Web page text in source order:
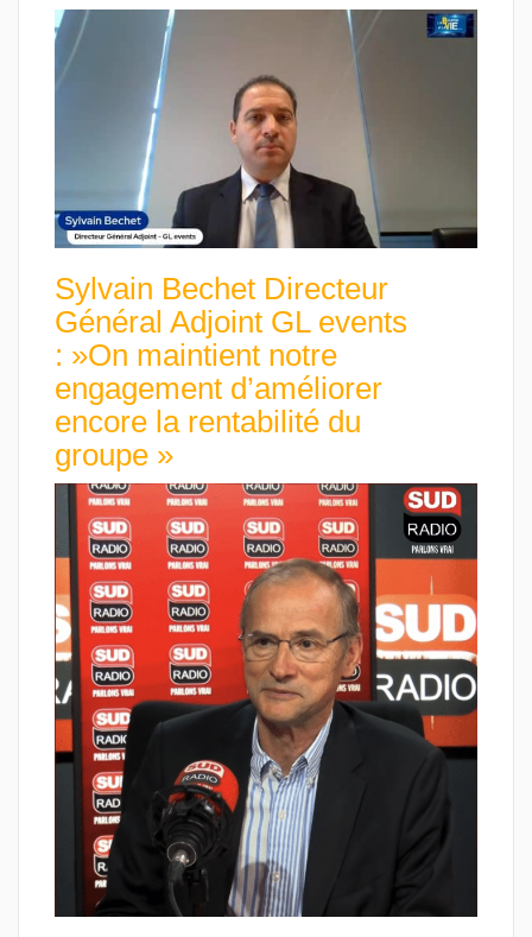
Sylvain Bechet Directeur
Général Adjoint GL events
: »On maintient notre
engagement d’améliorer
encore la rentabilité du
groupe »